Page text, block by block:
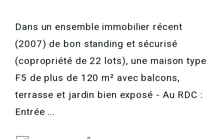
Dans un ensemble immobilier récent
(2007) de bon standing et sécurisé
(copropriété de 22 lots), une maison type
F5 de plus de 120 m² avec balcons,
terrasse et jardin bien exposé - Au RDC :
Entrée ...